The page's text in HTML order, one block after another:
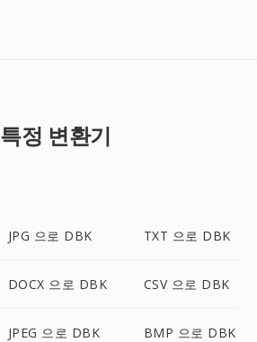
특정 변환기
JPG 으로 DBK TXT 으로 DBK
DOCX 으로 DBK CSV 으로 DBK
JPEG 으로 DBK BMP 으로 DBK